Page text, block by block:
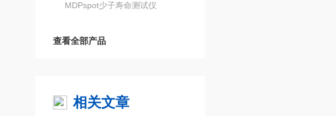
MDPspot少子寿命测试仪
查看全部产品
相关文章